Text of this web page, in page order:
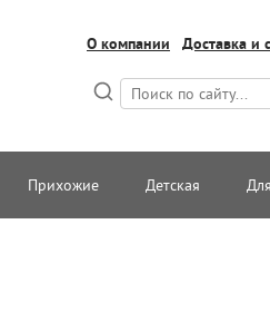
О компании Доставка и
Прихожие Детская